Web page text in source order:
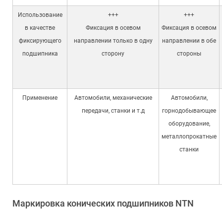
Использование
в качестве
фиксирующего
подшипника
+++
Фиксация в осевом
направлении только в одну
сторону
+++
Фиксация в осевом
направлении в обе
стороны
Применение
Автомобили, механические
передачи, станки и т.д
Автомобили,
горнодобывающее
оборудование,
металлопрокатные
станки
Маркировка конических подшипников NTN